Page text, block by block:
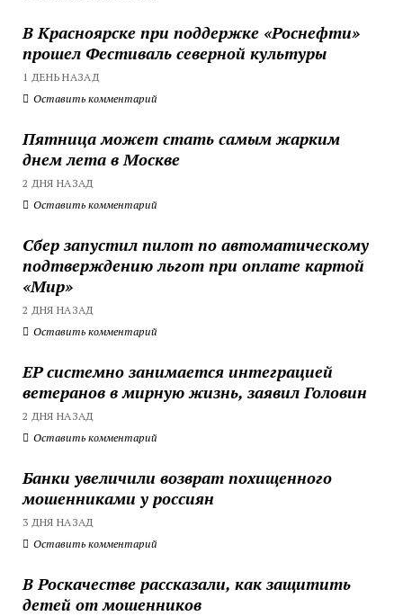
В Красноярске при поддержке «Роснефти»
прошел Фестиваль северной культуры
1 ДЕНЬ НАЗАД
Оставить комментарий
Пятница может стать самым жарким
днем лета в Москве
2 ДНЯ НАЗАД
Оставить комментарий
Сбер запустил пилот по автоматическому
подтверждению льгот при оплате картой
«Мир»
2 ДНЯ НАЗАД
Оставить комментарий
ЕР системно занимается интеграцией
ветеранов в мирную жизнь, заявил Головин
2 ДНЯ НАЗАД
Оставить комментарий
Банки увеличили возврат похищенного
мошенниками у россиян
3 ДНЯ НАЗАД
Оставить комментарий
В Роскачестве рассказали, как защитить
детей от мошенников